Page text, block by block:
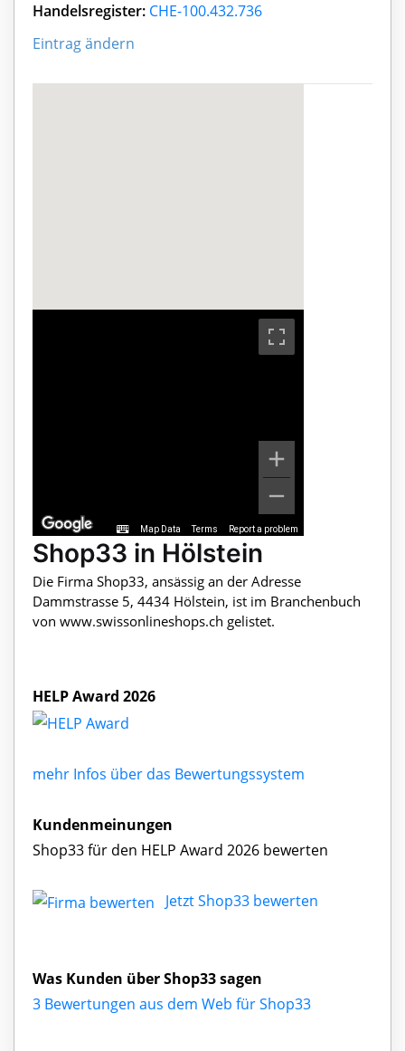
Handelsregister: CHE-100.432.736
Eintrag ändern
Map Data Terms Report a problem
Shop33 in Hölstein
Die Firma Shop33, ansässig an der Adresse
Dammstrasse 5, 4434 Hölstein, ist im Branchenbuch
von www.swissonlineshops.ch gelistet.
HELP Award 2026
mehr Infos über das Bewertungssystem
Kundenmeinungen
Shop33 für den HELP Award 2026 bewerten
Jetzt Shop33 bewerten
Was Kunden über Shop33 sagen
3 Bewertungen aus dem Web für Shop33